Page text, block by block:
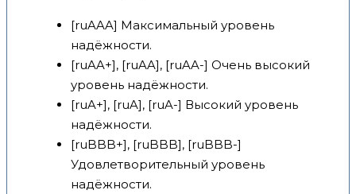
[ruAAA] Максимальный уровень
надёжности.
[ruAA+], [ruAA], [ruAA-] Очень высокий
уровень надёжности.
[ruA+], [ruA], [ruA-] Высокий уровень
надёжности.
[ruBBB+], [ruBBB], [ruBBB-]
Удовлетворительный уровень
надёжности.